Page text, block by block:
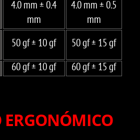
4.0 mm ± 0.4
mm
4.0 mm ± 0.5
mm
50 gf ± 10 gf
50 gf ± 15 gf
60 gf ± 10 gf 60 gf ± 15 gf
ERGONÓMICO